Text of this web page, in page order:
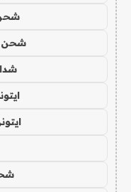
شحن
شحن